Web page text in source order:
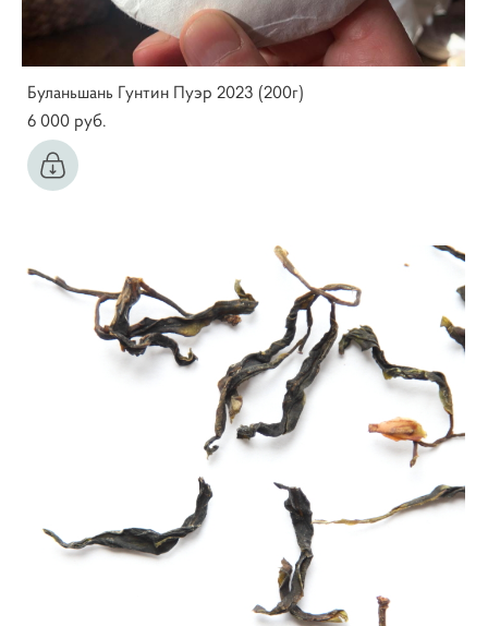
Буланьшань Гунтин Пуэр 2023 (200г)
6 000 pуб.